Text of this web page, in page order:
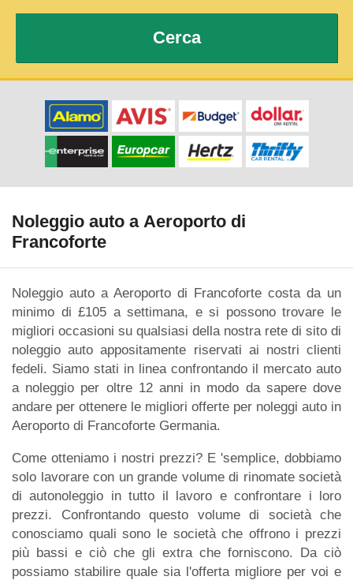
Cerca
Noleggio auto a Aeroporto di
Francoforte
Noleggio auto a Aeroporto di Francoforte costa da un
minimo di £105 a settimana, e si possono trovare le
migliori occasioni su qualsiasi della nostra rete di sito di
noleggio auto appositamente riservati ai nostri clienti
fedeli. Siamo stati in linea confrontando il mercato auto
a noleggio per oltre 12 anni in modo da sapere dove
andare per ottenere le migliori offerte per noleggi auto in
Aeroporto di Francoforte Germania.
Come otteniamo i nostri prezzi? E 'semplice, dobbiamo
solo lavorare con un grande volume di rinomate società
di autonoleggio in tutto il lavoro e confrontare i loro
prezzi. Confrontando questo volume di società che
conosciamo quali sono le società che offrono i prezzi
più bassi e ciò che gli extra che forniscono. Da ciò
possiamo stabilire quale sia l'offerta migliore per voi e